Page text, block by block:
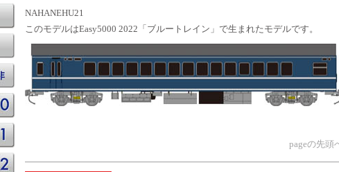
NAHANEHU21
このモデルはEasy5000 2022「ブルートレイン」で生まれたモデルです。
pageの先頭